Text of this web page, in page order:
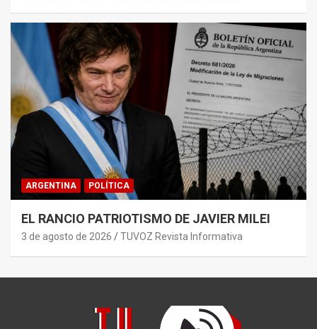
ARGENTINA POLÍTICA
EL RANCIO PATRIOTISMO DE JAVIER MILEI
3 de agosto de 2026 TUVOZ Revista Informativa